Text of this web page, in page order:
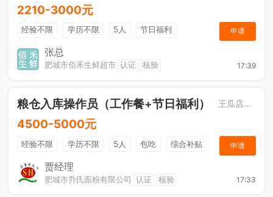
2210-3000元
经验不限 学历不限 5人
节日福利
综合补贴
申请
张总
肥城市佰禾生鲜超市 认证 核验 17:39
粮仓入库操作员（工作餐+节日福利） 王瓜店街道
4500-5000元
经验不限 学历不限 5人 包吃
综合补贴
奖励计划
申请
贾经理
肥城市乔氏面粉有限公司 认证 核验 17:33